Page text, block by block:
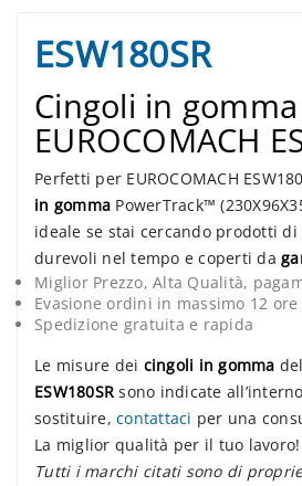
ESW180SR
Cingoli in
EUROCOMACH
Perfetti per EUROCOMACH
in gomma PowerTrack™
ideale se stai cercando prodotti di
durevoli nel tempo e coperti da
Miglior Prezzo, Alta Qualità,
Evasione ordini in massimo 12 ore
Spedizione gratuita e rapida
Le misure dei cingoli in gomma
ESW180SR sono indicate
sostituire, contattaci per una
La miglior qualità per il tuo lavoro!
Tutti i marchi citati sono di